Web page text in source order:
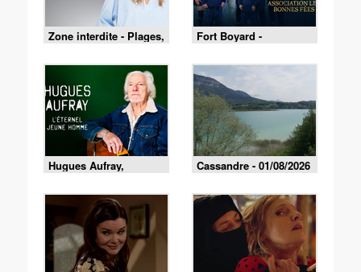
Zone interdite - Plages,
fêtes et traditions : un
été au cœur du Pays
Fort Boyard -
01/08/2026
Hugues Aufray,
l'éternel jeune homme
Cassandre - 01/08/2026